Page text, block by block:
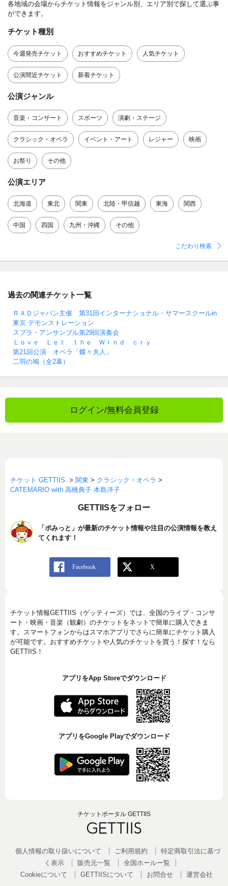
各地域の会場からチケット情報をジャンル別、エリア別で探して選ぶ事
ができます。
チケット種別
今週発売チケット おすすめチケット 人気チケット
公演間近チケット 新着チケット
公演ジャンル
音楽・コンサート スポーツ 演劇・ステージ
クラシック・オペラ イベント・アート レジャー 映画
お祭り その他
公演エリア
北海道 東北 関東 北陸・甲信越 東海 関西
中国 四国 九州・沖縄 その他
こだわり検索
過去の関連チケット一覧
ＲＡＤジャパン主催 第31回インターナショナル・サマースクールin
東京 デモンストレーション
スプラ・アンサンブル第29回演奏会
Ｌｏｖｅ Ｌｅｔ ｔｈｅ Ｗｉｎｄ ｃｒｙ
第21回公演 オペラ「蝶々夫人」
二羽の鳩（全2幕）
ログイン/無料会員登録
チケット GETTIIS > 関東 > クラシック・オペラ >
CATEMARIO with 高橋典子 本島洋子
GETTIISをフォロー
「ポみっと」が最新のチケット情報や注目の公演情報を教え
てくれます！
チケット情報GETTIIS（ゲッティーズ）では、全国のライブ・コンサ
ート・映画・音楽（観劇）のチケットをネットで簡単に購入できま
す。スマートフォンからはスマホアプリでさらに簡単にチケット購入
が可能です。おすすめチケットや人気のチケットを買う！探す！なら
GETTIIS！
アプリをApp Storeでダウンロード
アプリをGoogle Playでダウンロード
チケットポータル GETTIIS
個人情報の取り扱いについて ご利用規約
特定商取引法に基づ
く表示
販売元一覧
全国ホールー覧
Cookieについて
GETTIISについて お問合せ 運営会社